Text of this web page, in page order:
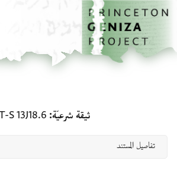
إلى المحتوى الرئيسي
الرئيسية
ثيقة شرعيّة T-S 13J18.6